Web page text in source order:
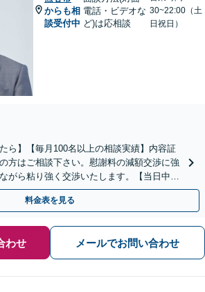
からも相
談受付中
電話・ビデオな
ど)は応相談
30~22:00（土
日祝日）
ら】【毎月100名以上の相談実績】内容証
方はご相談下さい。慰謝料の減額交渉に強
がら粘り強く交渉いたします。【当日中の
応】
料金表を見る
わせ メールでお問い合わせ